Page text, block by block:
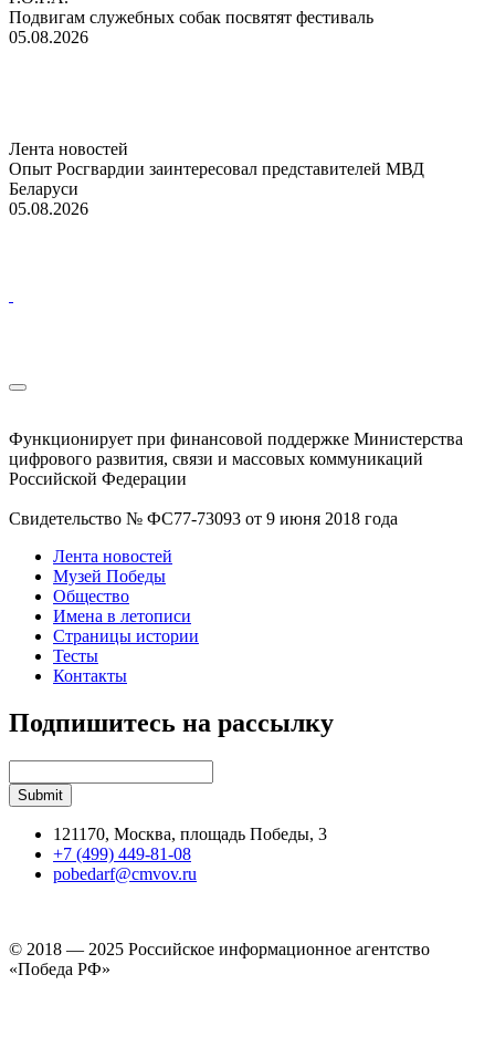
Подвигам служебных собак посвятят фестиваль
05.08.2026
Лента новостей
Опыт Росгвардии заинтересовал представителей МВД
Беларуси
05.08.2026
Функционирует при финансовой поддержке Министерства
цифрового развития, связи и массовых коммуникаций
Российской Федерации
Свидетельство № ФС77-73093 от 9 июня 2018 года
Лента новостей
Музей Победы
Общество
Имена в летописи
Страницы истории
Тесты
Контакты
Подпишитесь на рассылку
121170, Москва, площадь Победы, 3
+7 (499) 449-81-08
pobedarf@cmvov.ru
© 2018 — 2025 Российское информационное агентство
«Победа РФ»